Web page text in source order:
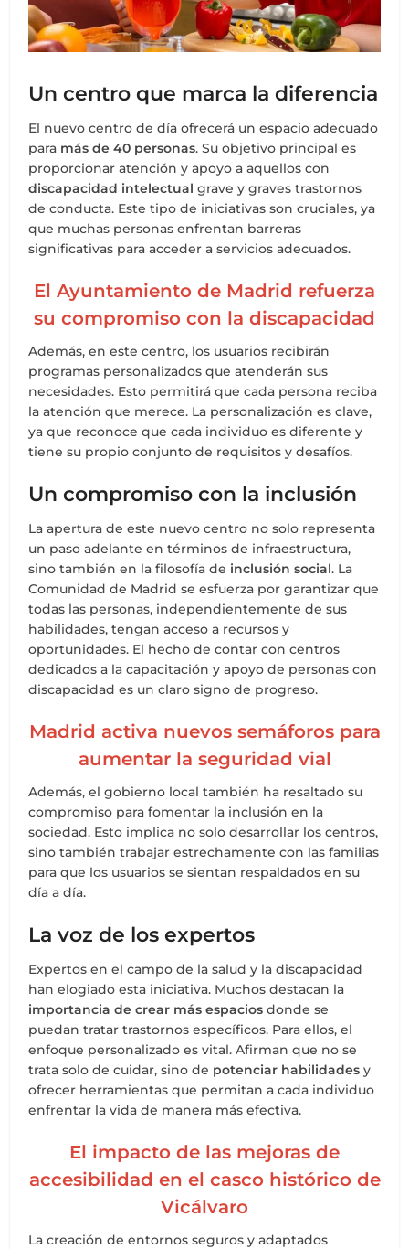
Un centro que marca la diferencia
El nuevo centro de día ofrecerá un espacio adecuado
para más de 40 personas. Su objetivo principal es
proporcionar atención y apoyo a aquellos con
discapacidad intelectual grave y graves trastornos
de conducta. Este tipo de iniciativas son cruciales, ya
que muchas personas enfrentan barreras
significativas para acceder a servicios adecuados.
El Ayuntamiento de Madrid refuerza
su compromiso con la discapacidad
Además, en este centro, los usuarios recibirán
programas personalizados que atenderán sus
necesidades. Esto permitirá que cada persona reciba
la atención que merece. La personalización es clave,
ya que reconoce que cada individuo es diferente y
tiene su propio conjunto de requisitos y desafíos.
Un compromiso con la inclusión
La apertura de este nuevo centro no solo representa
un paso adelante en términos de infraestructura,
sino también en la filosofía de inclusión social. La
Comunidad de Madrid se esfuerza por garantizar que
todas las personas, independientemente de sus
habilidades, tengan acceso a recursos y
oportunidades. El hecho de contar con centros
dedicados a la capacitación y apoyo de personas con
discapacidad es un claro signo de progreso.
Madrid activa nuevos semáforos para
aumentar la seguridad vial
Además, el gobierno local también ha resaltado su
compromiso para fomentar la inclusión en la
sociedad. Esto implica no solo desarrollar los centros,
sino también trabajar estrechamente con las familias
para que los usuarios se sientan respaldados en su
día a día.
La voz de los expertos
Expertos en el campo de la salud y la discapacidad
han elogiado esta iniciativa. Muchos destacan la
importancia de crear más espacios donde se
puedan tratar trastornos específicos. Para ellos, el
enfoque personalizado es vital. Afirman que no se
trata solo de cuidar, sino de potenciar habilidades y
ofrecer herramientas que permitan a cada individuo
enfrentar la vida de manera más efectiva.
El impacto de las mejoras de
accesibilidad en el casco histórico de
Vicálvaro
La creación de entornos seguros y adaptados